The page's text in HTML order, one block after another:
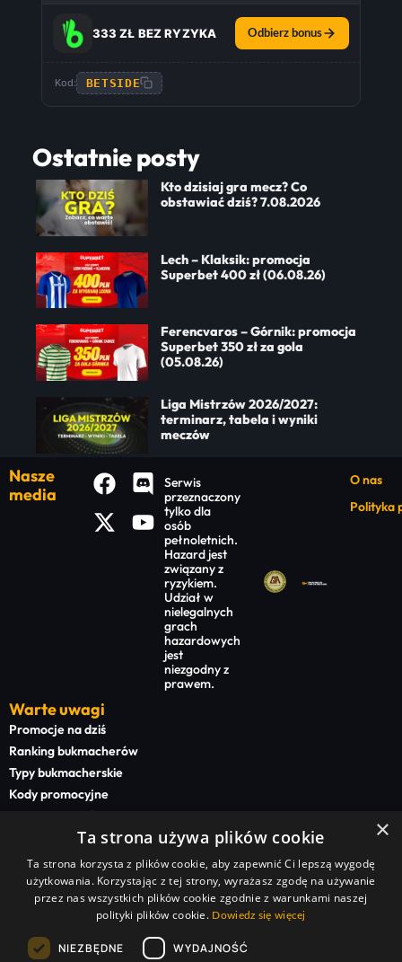
333 ZŁ BEZ RYZYKA Odbierz bonus
Kod: BETSIDE
Ostatnie posty
Kto dzisiaj gra mecz? Co
obstawiać dziś? 7.08.2026
Lech – Klaksik: promocja
Superbet 400 zł (06.08.26)
Ferencvaros – Górnik: promocja
Superbet 350 zł za gola
(05.08.26)
Liga Mistrzów 2026/2027:
terminarz, tabela i wyniki
meczów
Nasze
media
Serwis
przeznaczony
tylko dla
osób
pełnoletnich.
Hazard jest
związany z
ryzykiem.
Udział w
nielegalnych
grach
hazardowych
jest
niezgodny z
prawem.
O nas
Polityka
Warte uwagi
Promocje na dziś
Ranking bukmacherów
Typy bukmacherskie
Kody promocyjne
Bonusy powitalne
Newsy bukmacherskie
Na start
Superbet kod promocyjny
STS kod promocyjny
BETFAN kod promocyjny
×
Ta strona używa plików cookie
Ta strona korzysta z plików cookie, aby zapewnić Ci lepszą wygodę
użytkowania. Korzystając z tej strony, wyrażasz zgodę na używanie
przez nas wszystkich plików cookie zgodnie z warunkami naszej
polityki plików cookie. Dowiedz się więcej
NIEZBĘDNE WYDAJNOŚĆ